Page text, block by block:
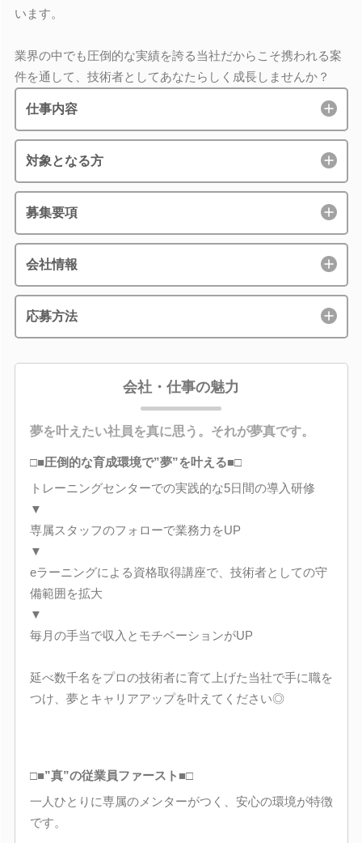
います。
業界の中でも圧倒的な実績を誇る当社だからこそ携われる案
件を通して、技術者としてあなたらしく成長しませんか？
仕事内容
対象となる方
募集要項
会社情報
応募方法
会社・仕事の魅力
夢を叶えたい社員を真に思う。それが夢真です。
□■圧倒的な育成環境で”夢”を叶える■□
トレーニングセンターでの実践的な5日間の導入研修
▼
専属スタッフのフォローで業務力をUP
▼
eラーニングによる資格取得講座で、技術者としての守
備範囲を拡大
▼
毎月の手当で収入とモチベーションがUP
延べ数千名をプロの技術者に育て上げた当社で手に職を
つけ、夢とキャリアアップを叶えてください◎
□■”真”の従業員ファースト■□
一人ひとりに専属のメンターがつく、安心の環境が特徴
です。